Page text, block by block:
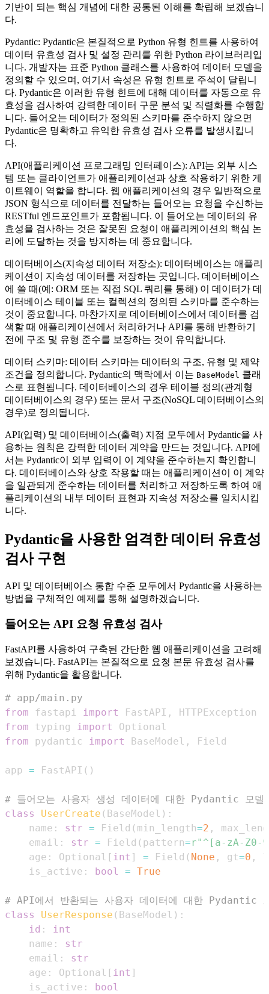
기반이 되는 핵심 개념에 대한 공통된 이해를 확립해 보겠습니
다.
Pydantic: Pydantic은 본질적으로 Python 유형 힌트를 사용하여
데이터 유효성 검사 및 설정 관리를 위한 Python 라이브러리입
니다. 개발자는 표준 Python 클래스를 사용하여 데이터 모델을
정의할 수 있으며, 여기서 속성은 유형 힌트로 주석이 달립니
다. Pydantic은 이러한 유형 힌트에 대해 데이터를 자동으로 유
효성을 검사하여 강력한 데이터 구문 분석 및 직렬화를 수행합
니다. 들어오는 데이터가 정의된 스키마를 준수하지 않으면
Pydantic은 명확하고 유익한 유효성 검사 오류를 발생시킵니
다.
API(애플리케이션 프로그래밍 인터페이스): API는 외부 시스
템 또는 클라이언트가 애플리케이션과 상호 작용하기 위한 게
이트웨이 역할을 합니다. 웹 애플리케이션의 경우 일반적으로
JSON 형식으로 데이터를 전달하는 들어오는 요청을 수신하는
RESTful 엔드포인트가 포함됩니다. 이 들어오는 데이터의 유
효성을 검사하는 것은 잘못된 요청이 애플리케이션의 핵심 논
리에 도달하는 것을 방지하는 데 중요합니다.
데이터베이스(지속성 데이터 저장소): 데이터베이스는 애플리
케이션이 지속성 데이터를 저장하는 곳입니다. 데이터베이스
에 쓸 때(예: ORM 또는 직접 SQL 쿼리를 통해) 이 데이터가 데
이터베이스 테이블 또는 컬렉션의 정의된 스키마를 준수하는
것이 중요합니다. 마찬가지로 데이터베이스에서 데이터를 검
색할 때 애플리케이션에서 처리하거나 API를 통해 반환하기
전에 구조 및 유형 준수를 보장하는 것이 유익합니다.
데이터 스키마: 데이터 스키마는 데이터의 구조, 유형 및 제약
조건을 정의합니다. Pydantic의 맥락에서 이는 BaseModel 클래
스로 표현됩니다. 데이터베이스의 경우 테이블 정의(관계형
데이터베이스의 경우) 또는 문서 구조(NoSQL 데이터베이스의
경우)로 정의됩니다.
API(입력) 및 데이터베이스(출력) 지점 모두에서 Pydantic을 사
용하는 원칙은 강력한 데이터 계약을 만드는 것입니다. API에
서는 Pydantic이 외부 입력이 이 계약을 준수하는지 확인합니
다. 데이터베이스와 상호 작용할 때는 애플리케이션이 이 계약
을 일관되게 준수하는 데이터를 처리하고 저장하도록 하여 애
플리케이션의 내부 데이터 표현과 지속성 저장소를 일치시킵
니다.
Pydantic을 사용한 엄격한 데이터 유효성
검사 구현
API 및 데이터베이스 통합 수준 모두에서 Pydantic을 사용하는
방법을 구체적인 예제를 통해 설명하겠습니다.
들어오는 API 요청 유효성 검사
FastAPI를 사용하여 구축된 간단한 웹 애플리케이션을 고려해
보겠습니다. FastAPI는 본질적으로 요청 본문 유효성 검사를
위해 Pydantic을 활용합니다.
# app/main.py
from fastapi import FastAPI ,
from typing import
from pydantic import BaseModel ,
app = FastAPI ( )
# 들어오는 사용자 생성 데이터에 대한 Pydantic 모델
class
UserCreate ( BaseModel ) :
    name
: str = Field ( min_length=2 ,
    email
: str = Field ( pattern= r"^[a-zA-Z0-
    age
: Optional [ int ] = Field ( None , gt=0 ,
    is_active
: bool = True
# API에서 반환되는 사용자 데이터에 대한 Pydantic
class
UserResponse ( BaseModel ) :
id :
int
    name
:
str
    email
:
str
    age
: Optional [ int ]
    is_active
: bool